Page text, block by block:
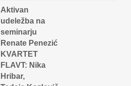
Aktivan
udeležba na
seminarju
Renate Penezić
KVARTET
FLAVT: Nika
Hribar,